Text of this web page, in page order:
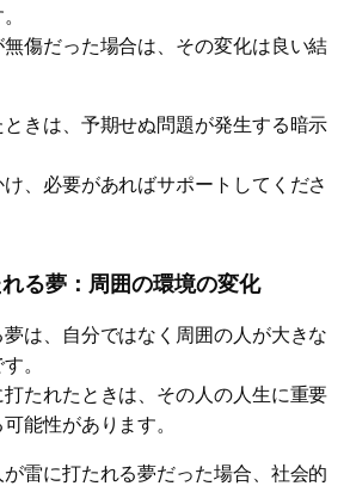
傷だった場合は、その変化は良い結
きは、予期せぬ問題が発生する暗示
、必要があればサポートしてくださ
る夢：周囲の環境の変化
は、自分ではなく周囲の人が大きな
。
たれたときは、その人の人生に重要
能性があります。
雷に打たれる夢だった場合、社会的